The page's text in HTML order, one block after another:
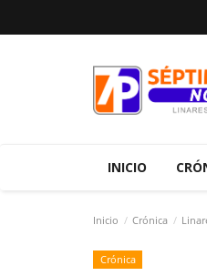
INICIO
Inicio Crónica
Crónica